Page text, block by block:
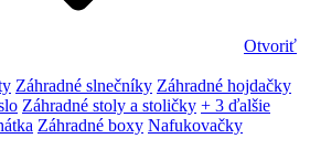
Otvoriť
Záhradné slnečníky Záhradné hojdačky
Záhradné stoly a stoličky + 3 ďalšie
Záhradné boxy Nafukovačky